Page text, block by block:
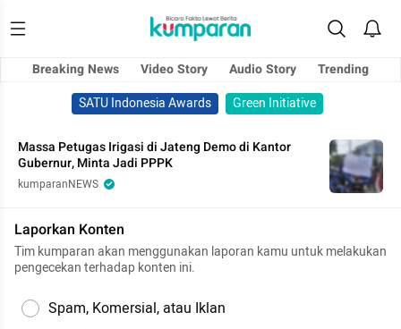
Breaking News Video Story Audio Story
Trending
SATU Indonesia Awards
Green Initiative
Massa Petugas Irigasi di Jateng Demo di Kantor
Gubernur, Minta Jadi PPPK
kumparanNEWS
Laporkan Konten
Tim kumparan akan menggunakan laporan kamu untuk melakukan
pengecekan terhadap konten ini.
Spam, Komersial, atau Iklan